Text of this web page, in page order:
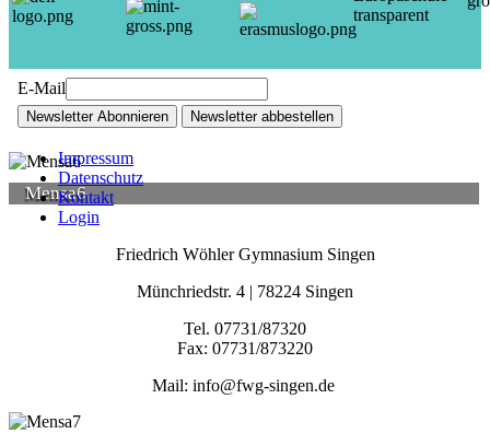
Mensa6
E-Mail
Newsletter Abonnieren Newsletter abbestellen
Impressum
Datenschutz
Kontakt
Login
Friedrich Wöhler Gymnasium Singen
Münchriedstr. 4 | 78224 Singen
Tel. 07731/87320
Fax: 07731/873220
Mail: info@fwg-singen.de